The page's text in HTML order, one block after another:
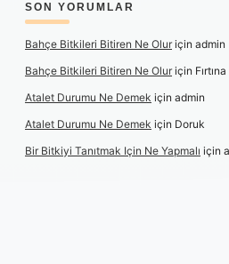
SON YORUMLAR
Bahçe Bitkileri Bitiren Ne Oluriçin admin
Bahçe Bitkileri Bitiren Ne Oluriçin Fırtına
Atalet Durumu Ne Demek için admin
Atalet Durumu Ne Demek için Doruk
Bir Bitkiyi Tanıtmak Için Ne Yapmalı için